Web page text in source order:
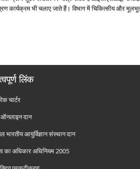
कार्यक्रम भी चलाए जाते हैं। विभाग में चिकित्‍सीय और
लिंक
चार्टर
दान
भारतीय आयुर्विज्ञान संस्थान दान
का अधिकार अधिनियम 2005